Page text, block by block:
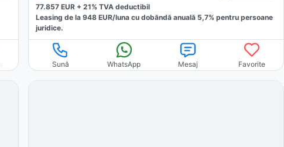
77.857EUR + 21% TVA deductibil
Leasing de la 948EUR/lunacu dobăndă anuală 5,7% pentru persoane
juridice.
Sună WhatsApp Mesaj Favorite